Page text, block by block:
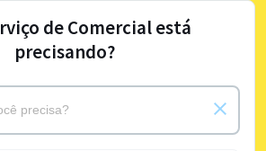
de Comercial está
precisando?